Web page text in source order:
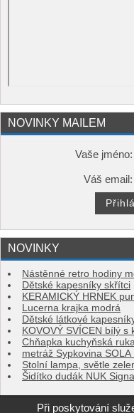
NOVINKY MAILEM
Vaše jméno:
Váš email:
NOVINKY
Nástěnné retro hodiny
Dětské kapesníky skřítci
KERAMICKÝ HRNEK
Lucerna krajka modrá
Dětské látkové
KOVOVÝ SVÍCEN bílý s
Chňapka kuchyňská
metráž Sypkovina
Stolní lampa, světle
Šidítko dudák NUK
Při poskytování